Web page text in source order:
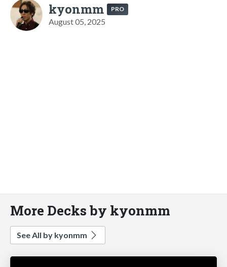
kyonmm PRO
August 05, 2025
More Decks by kyonmm
See All by kyonmm